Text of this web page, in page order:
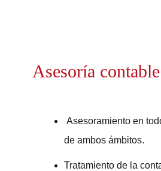
Asesoría
Asesoramiento en
de ambos ámbitos.
Tratamiento de la